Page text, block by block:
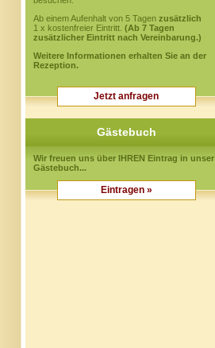
Ab einem Aufenhalt von 5 Tagen zusätzlich
1 x kostenfreier Eintritt. (Ab 7 Tagen
zusätzlicher Eintritt nach Vereinbarung.)
Weitere Informationen erhalten Sie an der
Rezeption.
Jetzt anfragen
Gästebuch
Wir freuen uns über IHREN Eintrag in unser
Gästebuch...
Eintragen »